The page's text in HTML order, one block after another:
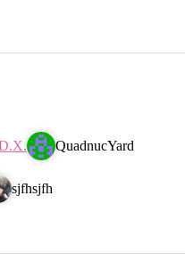
QuadnucYard
sjfhsjfh